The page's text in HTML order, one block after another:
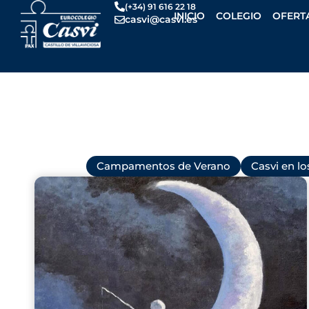
contenido
(+34) 91 616 22 18
casvi@casvi.es
INICIO COLEGIO
Campamentos de Verano Casvi en